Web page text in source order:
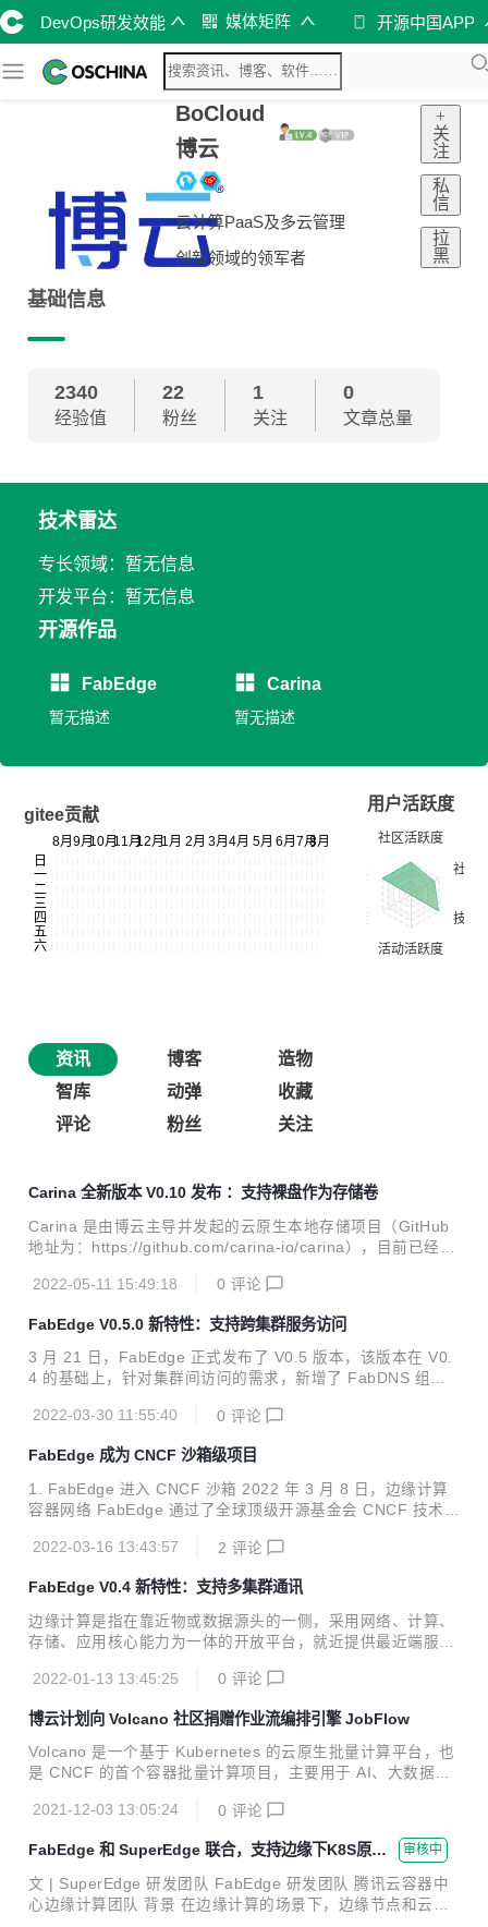
DevOps研发效能 媒体矩阵 开源中国APP
BoCloud
博云
云计算PaaS及多云管理
创新领域的领军者
+
关
注
私
信
拉
黑
基础信息
2340
经验值
22
粉丝
1
关注
0
文章总量
技术雷达
专长领域：暂无信息
开发平台：暂无信息
开源作品
FabEdge
暂无描述
Carina
暂无描述
gitee贡献
用户活跃度
资讯 博客
造物
智库
动弹
收藏
评论
粉丝 关注
Carina 全新版本 V0.10 发布 ：支持裸盘作为存储卷
Carina 是由博云主导并发起的云原生本地存储项目（GitHub
地址为：https://github.com/carina-io/carina），目前已经进
提供高性能、免运维的本地存储解决方案，具体存储卷生命周
容器云平台的组件之一，已经在多个金融机构的生产环境中稳
定运行多年。 重大喜讯！！！重大喜讯 ！！！重大喜
讯！！！ Carina 项目组于 4 月 28 日发布了 V0.10.0 版本。
介绍 Carina ...
2022-05-11 15:49:18 0 评论
FabEdge V0.5.0 新特性：支持跨集群服务访问
3 月 21 日，FabEdge 正式发布了 V0.5 版本，该版本在 V0.
4 的基础上，针对集群间访问的需求，新增了 FabDNS 组
于 Kubernetes 构建的专注于边缘计算场景的容器网络方案，
架。旨在解决边缘计算场景下容器网络配置管理复杂，网络割
裂互不通信，缺少拓扑感知能力，无法提供就近访问等问题。
2022 年 3 月 8 日，FabEdge 被接纳为 CNCF 沙箱级项目，
成为 CNCF 沙箱中首个边缘容器网络项目。 1. 跨集群需求...
2022-03-30 11:55:40 0 评论
FabEdge 成为 CNCF 沙箱级项目
1. FabEdge 进入 CNCF 沙箱 2022 年 3 月 8 日，边缘计算
容器网络 FabEdge 通过了全球顶级开源基金会 CNCF 技术监
ndbox Projects）。这意味着 FabEdge 得到了云原生开源社
中立性，有利于开发者、合作伙伴等共同参与项目建设，协作
共赢，推动边缘计算场景容器网络管理。 Sandbox 是 CNCF
创建的旨在为开源项目提供一个有益的、中立的家园，以促进
认可的，并值得进...
2022-03-16 13:43:57 2 评论
FabEdge V0.4 新特性：支持多集群通讯
边缘计算是指在靠近物或数据源头的⼀侧，采用网络、计算、
存储、应用核心能力为⼀体的开放平台，就近提供最近端服
足行业在实时业务、应⽤智能、安全与隐私保护等方面的基本
体的顶端。 根据计算能力大小，边缘计算可以分为两⼤类：
轻边缘：计算能力受限，网络条件差，业务单⼀，数量庞⼤，
地理位置分散，⽐如智慧小区，车联网，无人机等。 重边缘：
安全性有⼀定要求，比如5G MEC，工业互联网，智慧城市
2022-01-13 13:45:25 0 评论
博云计划向 Volcano 社区捐赠作业流编排引擎 JobFlow
Volcano 是一个基于 Kubernetes 的云原生批量计算平台，也
是 CNCF 的首个容器批量计算项目，主要用于 AI、大数据、
很好的支持。它提供面向高性能负载的调度策略、完善的作业
生命周期管理、异构硬件管理、面向高性能负载的性能优化等
能力，目前在很多领域都已落地应用。 目前 Volcano 已经支
持几乎所有的主流计算框架，包括 MindSpore、TensorFlo
w、Kubeflow、MPI、PyTorch、飞桨、Spark、Flink、HOR
2021-12-03 13:05:24 0 评论
FabEdge 和 SuperEdge 联合，支持边缘下K8S原生S
ervice互访和Pod直通
审核中
文 | SuperEdge 研发团队 FabEdge 研发团队 腾讯云容器中
心边缘计算团队 背景 在边缘计算的场景下，边缘节点和云端